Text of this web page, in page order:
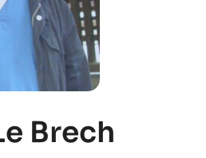
Brech